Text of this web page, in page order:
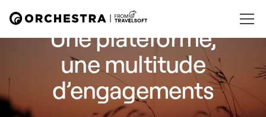
Une plateforme,
une multitude
d’engagements